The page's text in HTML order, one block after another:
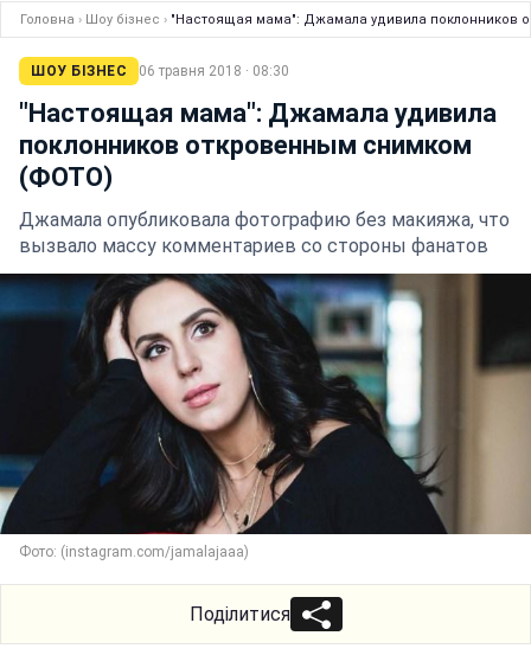
Головна › Шоу бізнес › "Настоящая мама": Джамала удивила поклонников
ШОУ БІЗНЕС 06 травня 2018 · 08:30
"Настоящая мама": Джамала удивила
поклонников откровенным снимком
(ФОТО)
Джамала опубликовала фотографию без макияжа, что
вызвало массу комментариев со стороны фанатов
Фото: (instagram.com/jamalajaaa)
Поділитися